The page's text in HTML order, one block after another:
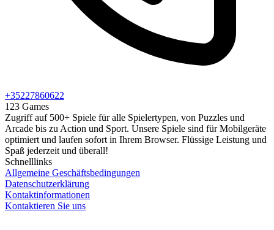
+35227860622
123 Games
Zugriff auf 500+ Spiele für alle Spielertypen, von Puzzles und
Arcade bis zu Action und Sport. Unsere Spiele sind für Mobilgeräte
optimiert und laufen sofort in Ihrem Browser. Flüssige Leistung und
Spaß jederzeit und überall!
Schnelllinks
Allgemeine Geschäftsbedingungen
Datenschutzerklärung
Kontaktinformationen
Kontaktieren Sie uns